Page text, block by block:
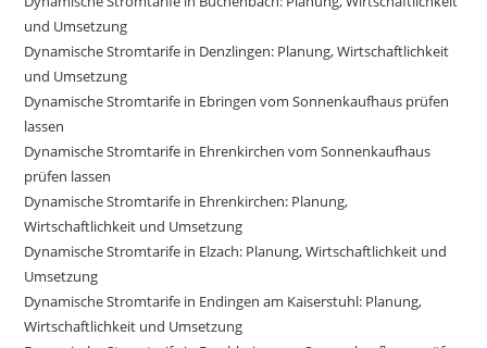
und Umsetzung
Dynamische Stromtarife in Denzlingen: Planung, Wirtschaftlichkeit
und Umsetzung
Dynamische Stromtarife in Ebringen vom Sonnenkaufhaus prüfen
lassen
Dynamische Stromtarife in Ehrenkirchen vom Sonnenkaufhaus
prüfen lassen
Dynamische Stromtarife in Ehrenkirchen: Planung,
Wirtschaftlichkeit und Umsetzung
Dynamische Stromtarife in Elzach: Planung, Wirtschaftlichkeit und
Umsetzung
Dynamische Stromtarife in Endingen am Kaiserstuhl: Planung,
Wirtschaftlichkeit und Umsetzung